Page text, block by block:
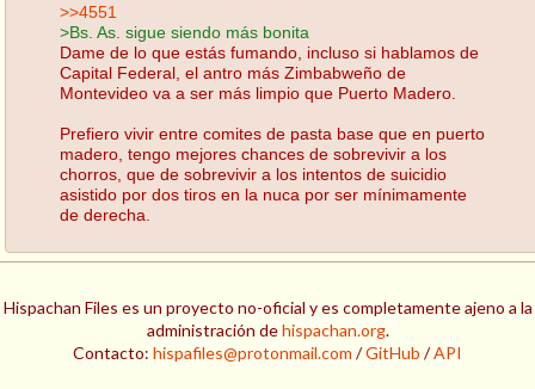
>>4551
>Bs. As. sigue siendo más bonita
Dame de lo que estás fumando, incluso si hablamos de
Capital Federal, el antro más Zimbabweño de
Montevideo va a ser más limpio que Puerto Madero.
Prefiero vivir entre comites de pasta base que en puerto
madero, tengo mejores chances de sobrevivir a los
chorros, que de sobrevivir a los intentos de suicidio
asistido por dos tiros en la nuca por ser mínimamente
de derecha.
Hispachan Files es un proyecto no-oficial y es completamente ajeno a la
administración dehispachan.org.
Contacto: hispafiles@protonmail.com /GitHub /API